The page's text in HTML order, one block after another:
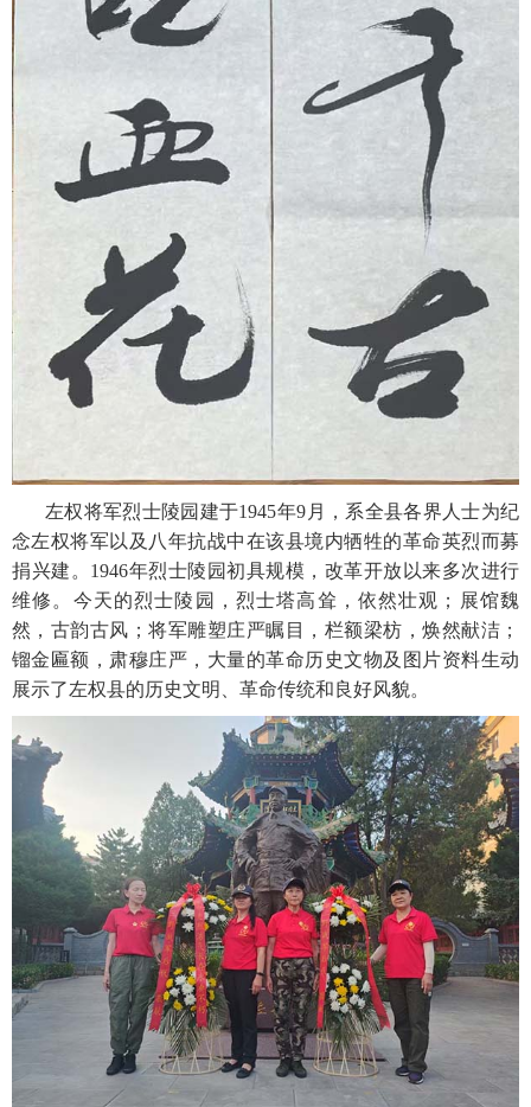
左权将军烈士陵园建于1945年9月，系全县各界人士为纪
念左权将军以及八年抗战中在该县境内牺牲的革命英烈而募
捐兴建。1946年烈士陵园初具规模，改革开放以来多次进行
维修。今天的烈士陵园，烈士塔高耸，依然壮观；展馆魏
然，古韵古风；将军雕塑庄严瞩目，栏额梁枋，焕然献洁；
镏金匾额，肃穆庄严，大量的革命历史文物及图片资料生动
展示了左权县的历史文明、革命传统和良好风貌。